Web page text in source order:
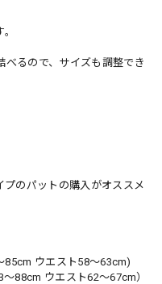
べるので、サイズも調整でき
プのパットの購入がオススメ
85cm ウエスト58〜63cm)
88cm ウエスト62〜67cm）